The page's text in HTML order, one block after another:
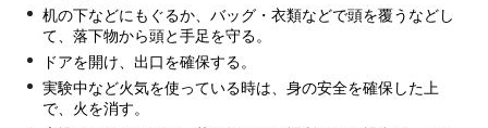
机の下などにもぐるか、バッグ・衣類などで頭を覆うなどし
て、落下物から頭と手足を守る。
ドアを開け、出口を確保する。
実験中など火気を使っている時は、身の安全を確保した上
で、火を消す。